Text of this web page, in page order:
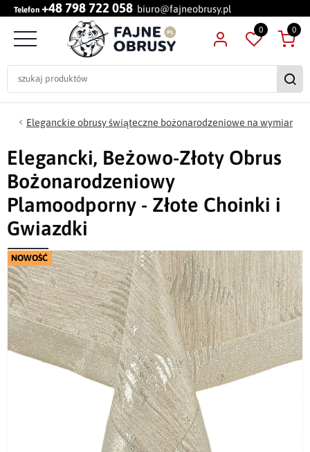
Telefon +48 798 722 058 biuro@fajneobrusy.pl
0 0
Eleganckie obrusy świąteczne bożonarodzeniowe na wymiar
NOWOŚĆ
Elegancki, Beżowo-Złoty Obrus
Bożonarodzeniowy
Plamoodporny - Złote Choinki i
Gwiazdki